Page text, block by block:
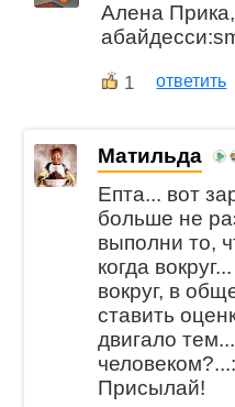
Алена
1 ответить
Матильда
Епта... вот
больше не
выполни то,
когда
вокруг, в
ставить
двигало
Присылай!